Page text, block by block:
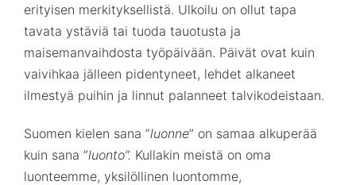
erityisen merkityksellistä. Ulkoilu on ollut tapa
tavata ystäviä tai tuoda tauotusta ja
maisemanvaihdosta työpäivään. Päivät ovat kuin
vaivihkaa jälleen pidentyneet, lehdet alkaneet
ilmestyä puihin ja linnut palanneet talvikodeistaan.
Suomen kielen sana ”luonne” on samaa alkuperää
kuin sana ”luonto”. Kullakin meistä on oma
luonteemme, yksilöllinen luontomme,